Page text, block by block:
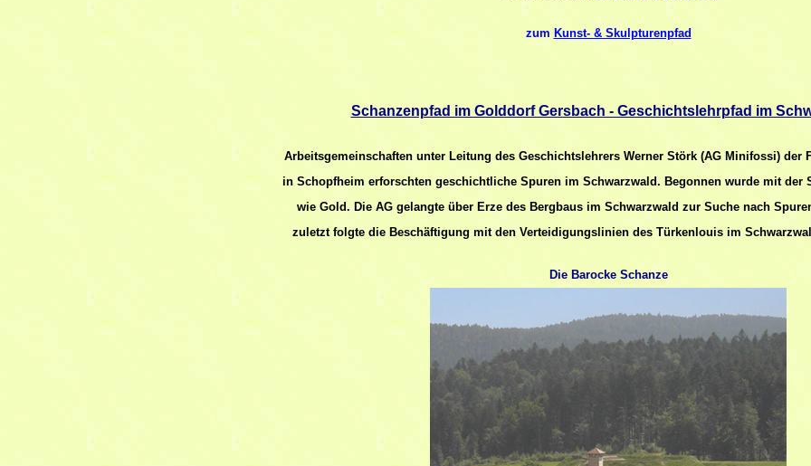
zum Kunst- & Skulpturenpfad
Schanzenpfad im Golddorf Gersbach - Geschichtslehrpfad im
Arbeitsgemeinschaften unter Leitung des Geschichtslehrers Werner Störk (AG Minifossi) der
in Schopfheim erforschten geschichtliche Spuren im Schwarzwald. Begonnen wurde mit der
wie Gold. Die AG gelangte über Erze des Bergbaus im Schwarzwald zur Suche nach
zuletzt folgte die Beschäftigung mit den Verteidigungslinien des Türkenlouis im
Die Barocke Schanze